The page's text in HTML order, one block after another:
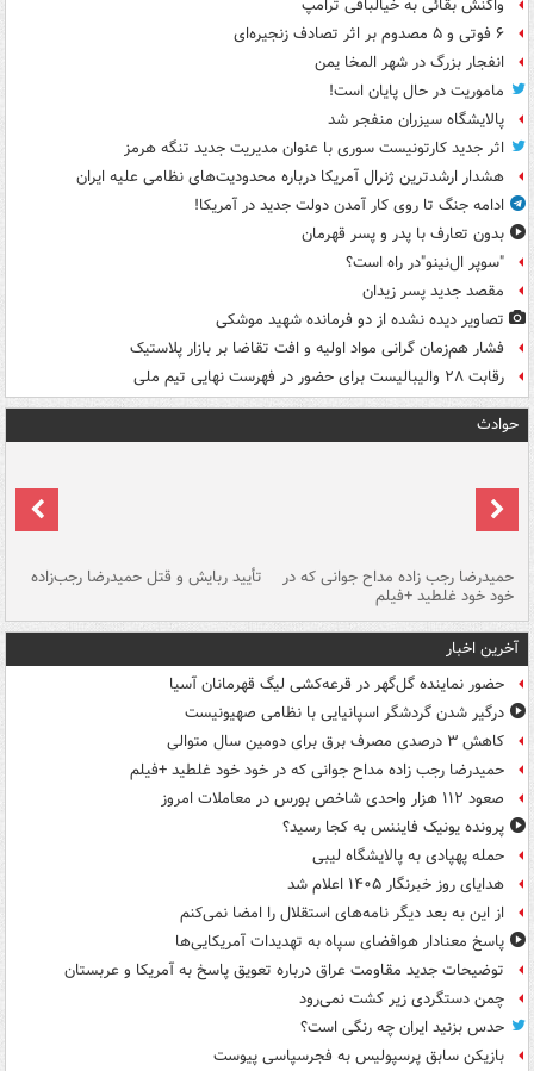
واکنش بقائی به خیالبافی ترامپ
۶ فوتی و ۵ مصدوم بر اثر تصادف زنجیره‌ای
انفجار بزرگ در شهر المخا یمن
ماموریت در حال پایان است!
پالایشگاه سیزران منفجر شد
اثر جدید کارتونیست سوری با عنوان مدیریت جدید تنگه هرمز
هشدار ارشدترین ژنرال آمریکا درباره محدودیت‌های نظامی علیه ایران
ادامه جنگ تا روی کار آمدن دولت جدید در آمریکا!
بدون تعارف با پدر و پسر قهرمان
"سوپر ال‌نینو"در راه است؟
مقصد جدید پسر زیدان
تصاویر دیده‌ نشده از دو فرمانده شهید موشکی
فشار هم‌زمان گرانی مواد اولیه و افت تقاضا بر بازار پلاستیک
رقابت ۲۸ والیبالیست برای حضور در فهرست نهایی تیم ملی
حوادث
حمیدرضا رجب زاده مداح جوانی که در
خود خود غلطید +فیلم
تأیید ربایش و قتل حمیدرضا رجب‌زاده
آخرین اخبار
حضور نماینده گل‌گهر در قرعه‌کشی لیگ قهرمانان آسیا
درگیر شدن گردشگر اسپانیایی با نظامی صهیونیست
کاهش ۳ درصدی مصرف برق برای دومین سال متوالی
حمیدرضا رجب زاده مداح جوانی که در خود خود غلطید +فیلم
صعود ۱۱۲ هزار واحدی شاخص بورس در معاملات امروز
پرونده یونیک فایننس به کجا رسید؟
حمله پهپادی به پالایشگاه لیبی
هدایای روز خبرنگار ۱۴۰۵ اعلام شد
از این به بعد دیگر نامه‌های استقلال را امضا نمی‌کنم
پاسخ معنادار هوافضای سپاه به تهدیدات آمریکایی‌ها
توضیحات جدید مقاومت عراق درباره تعویق پاسخ به آمریکا و عربستان
چمن دستگردی زیر کشت نمی‌رود
حدس بزنید ایران چه رنگی است؟
بازیکن سابق پرسپولیس به فجرسپاسی پیوست